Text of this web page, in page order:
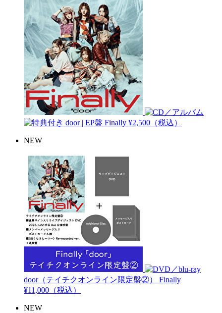
door | EP盤 Finally ¥2,500（税込）
NEW
door（テイチクオンライン限定盤②） Finally
¥11,000（税込）
NEW